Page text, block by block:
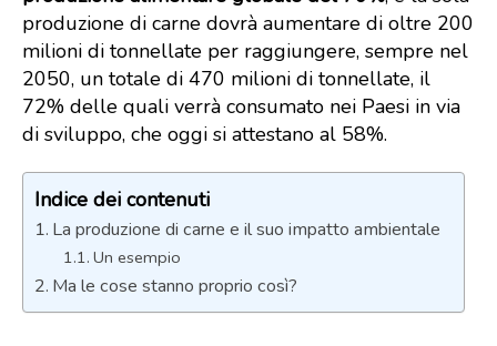
produzione di carne dovrà aumentare di oltre 200
milioni di tonnellate per raggiungere, sempre nel
2050, un totale di 470 milioni di tonnellate, il
72% delle quali verrà consumato nei Paesi in via
di sviluppo, che oggi si attestano al 58%.
Indice dei contenuti
La produzione di carne e il suo impatto ambientale
Un esempio
Ma le cose stanno proprio così?